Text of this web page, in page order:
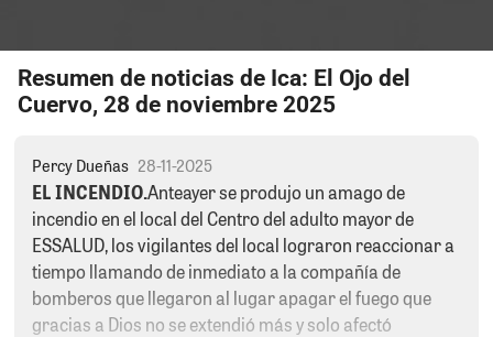
Resumen de noticias de Ica: El Ojo del
Cuervo, 28 de noviembre 2025
Percy Dueñas 28-11-2025
EL INCENDIO.Anteayer se produjo un amago de
incendio en el local del Centro del adulto mayor de
ESSALUD, los vigilantes del local lograron reaccionar a
tiempo llamando de inmediato a la compañía de
bomberos que llegaron al lugar apagar el fuego que
gracias a Dios no se extendió más y solo afectó